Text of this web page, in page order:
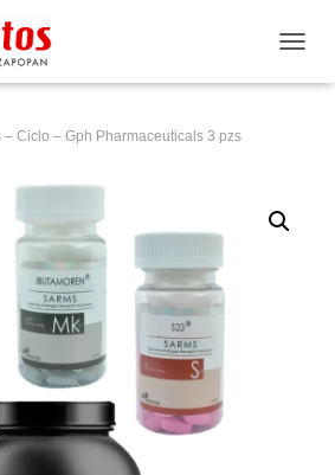
– Ciclo – Gph Pharmaceuticals 3 pzs